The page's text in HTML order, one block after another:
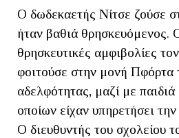
Ο δωδεκαετής Νίτσε ζούσε
ήταν βαθιά θρησκευόμενος.
θρησκευτικές αμφιβολίες
φοιτούσε στην μονή Πφόρτα
αδελφότητας, μαζί με παιδιά
οποίων είχαν υπηρετήσει
Ο διευθυντής του σχολείου